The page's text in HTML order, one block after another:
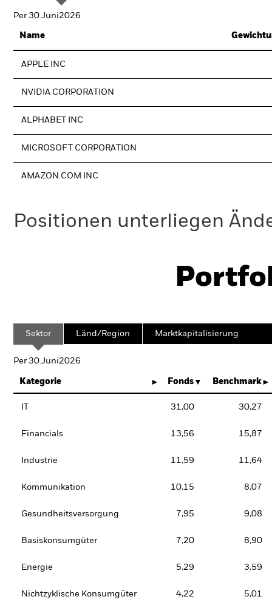
Per 30.Juni2026
Name
APPLE INC
NVIDIA CORPORATION
ALPHABET INC
MICROSOFT CORPORATION
AMAZON.COM INC
Positionen unterliegen
Sektor Länd/Region Marktkapitalisierung
Per 30.Juni2026
Kategorie Fonds Benchmark
31,00 30,27
Financials 13,56 15,87
Industrie 11,59 11,64
Kommunikation 10,15 8,07
Gesundheitsversorgung 7,95 9,08
Basiskonsumgüter 7,20 8,90
Energie 5,29 3,59
Nichtzyklische Konsumgüter 4,22 5,01